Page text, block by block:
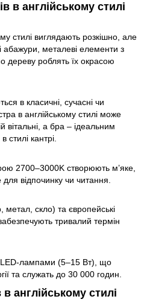
в англійському стилі
стилі виглядають розкішно, але
абажури, металеві елементи з
дереву роблять їх окрасою
в класичні, сучасні чи
в англійському стилі може
вітальні, а бра – ідеальним
кантрі.
2700–3000K створюють м’яке,
відпочинку чи читання.
метал, скло) та європейські
тривалий термін
LED-лампами (5–15 Вт), що
та служать до 30 000 годин.
англійському стилі